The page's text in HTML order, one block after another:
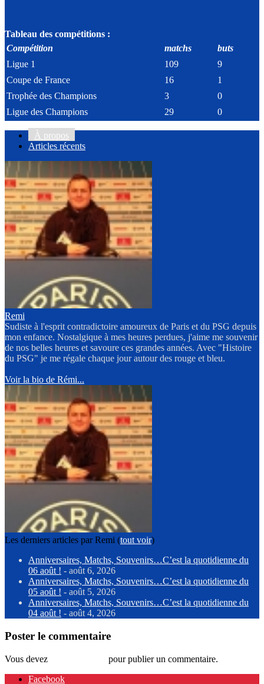
Tableau des compétitions :
Compétition
matchs
buts
Ligue 1
109
9
Coupe de France
16
1
Trophée des Champions
3
0
Ligue des Champions
29 0
À propos
Articles récents
Remi
Sudiste à l'esprit contradictoire amoureux de Paris et du PSG depuis
mon enfance. Nostalgique à mes heures perdues, j'aime me souvenir
de nos belles heures et savoure ces grandes années. Avec "Histoire
du PSG" je me régale chaque jour autour des rouge et bleu.
Voir la bio de Rémi...
Les derniers articles par Remi (tout voir)
Anniversaires, Matchs, Souvenirs…C’est la quotidienne du
06 août ! - août 6, 2026
Anniversaires, Matchs, Souvenirs…C’est la quotidienne du
05 août ! - août 5, 2026
Anniversaires, Matchs, Souvenirs…C’est la quotidienne du
04 août ! - août 4, 2026
Poster le commentaire
Vous devez
pour publier un commentaire.
Facebook